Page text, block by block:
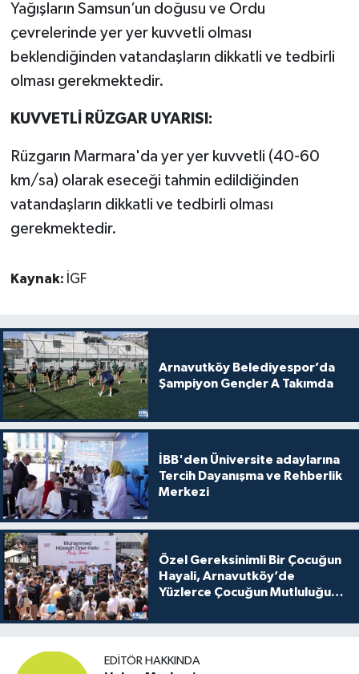
Yağışların Samsun’un doğusu ve Ordu
çevrelerinde yer yer kuvvetli olması
beklendiğinden vatandaşların dikkatli ve tedbirli
olması gerekmektedir.
KUVVETLİ RÜZGAR UYARISI:
Rüzgarın Marmara'da yer yer kuvvetli (40-60
km/sa) olarak eseceği tahmin edildiğinden
vatandaşların dikkatli ve tedbirli olması
gerekmektedir.
Kaynak: İGF
Arnavutköy Belediyespor’da
Şampiyon Gençler A Takımda
İBB'den Üniversite adaylarına
Tercih Dayanışma ve Rehberlik
Merkezi
Özel Gereksinimli Bir Çocuğun
Hayali, Arnavutköy’de
Yüzlerce Çocuğun Mutluluğu
EDITÖR HAKKINDA